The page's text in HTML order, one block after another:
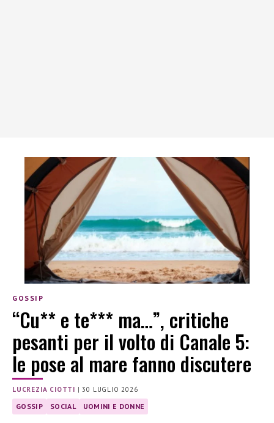
GOSSIP
“Cu** e te*** ma…”, critiche
pesanti per il volto di Canale 5:
le pose al mare fanno discutere
LUCREZIA CIOTTI |30 LUGLIO 2026
GOSSIP SOCIAL UOMINI E DONNE